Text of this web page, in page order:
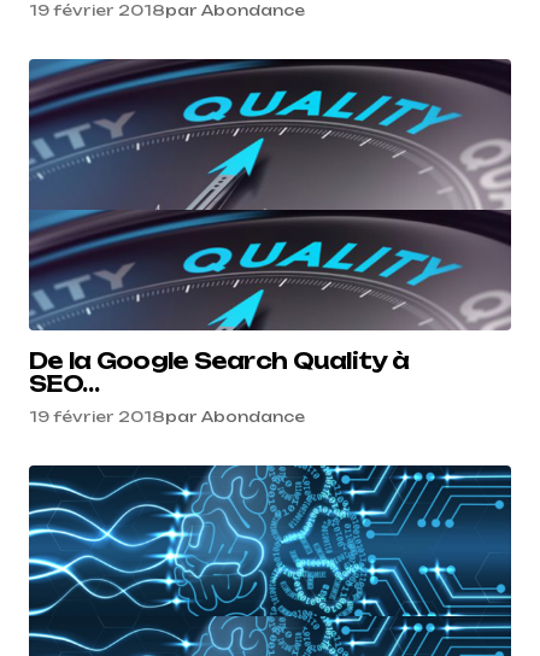
19 février 2018par Abondance
De la Google Search Quality à
SEO…
19 février 2018par Abondance